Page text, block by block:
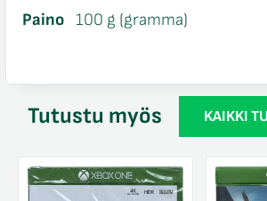
Paino 100 g (gramma)
Tutustu myös KAIKKI